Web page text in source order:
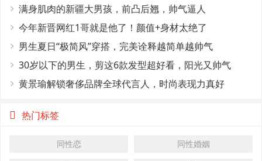
满身肌肉的新疆大男孩，前凸后翘，帅气逼人
今年新晋网红1哥就是他了！颜值+身材太绝了
男生夏日“极简风”穿搭，完美诠释越简单越帅气
30岁以下的男生，剪这6款发型超好看，阳光又帅气
黄景瑜解锁奢侈品牌全球代言人，时尚表现力真好
热门标签
同性恋 同性婚姻